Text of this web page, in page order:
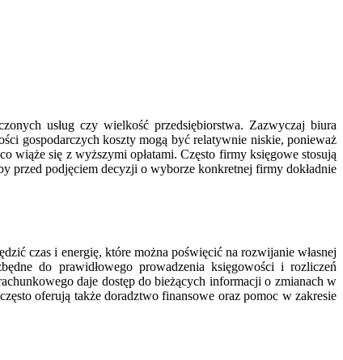
usług czy wielkość przedsiębiorstwa. Zazwyczaj biura
gospodarczych koszty mogą być relatywnie niskie, ponieważ
wiąże się z wyższymi opłatami. Często firmy księgowe stosują
przed podjęciem decyzji o wyborze konkretnej firmy dokładnie
czas i energię, które można poświęcić na rozwijanie własnej
do prawidłowego prowadzenia księgowości i rozliczeń
daje dostęp do bieżących informacji o zmianach w
oferują także doradztwo finansowe oraz pomoc w zakresie